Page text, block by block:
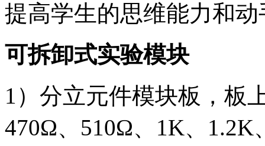
提高学生的思维能力和
可拆卸式实验模块
1）分立元件模块板，板
470Ω、510Ω、1K、1.2K